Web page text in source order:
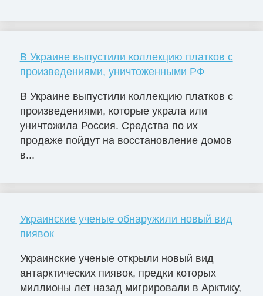
В Украине выпустили коллекцию платков с
произведениями, уничтоженными РФ
В Украине выпустили коллекцию платков с
произведениями, которые украла или
уничтожила Россия. Средства по их
продаже пойдут на восстановление домов
в...
Украинские ученые обнаружили новый вид
пиявок
Украинские ученые открыли новый вид
антарктических пиявок, предки которых
миллионы лет назад мигрировали в Арктику,